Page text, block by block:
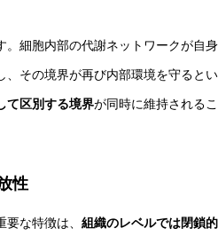
。細胞内部の代謝ネットワークが自
、その境界が再び内部環境を守ると
て区別する境界が同時に維持される
性
な特徴は、 組織のレベルでは閉鎖